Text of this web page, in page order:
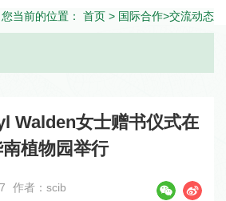
您当前的位置： 首页 > 国际合作>交流动态
Walden女士赠书仪式在
植物园举行
作者：scib